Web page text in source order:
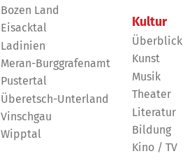
Bozen Land
Eisacktal
Ladinien
Meran-Burggrafenamt
Pustertal
Überetsch-Unterland
Vinschgau
Wipptal
Kultur
Überblick
Kunst
Musik
Theater
Literatur
Bildung
Kino / TV